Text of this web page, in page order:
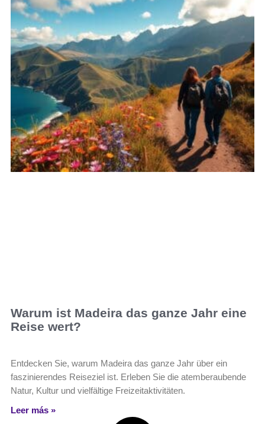
Warum ist Madeira das ganze Jahr eine
Reise wert?
Entdecken Sie, warum Madeira das ganze Jahr über ein
faszinierendes Reiseziel ist. Erleben Sie die atemberaubende
Natur, Kultur und vielfältige Freizeitaktivitäten.
Leer más »